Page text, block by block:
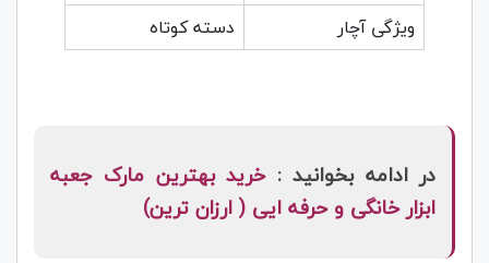
ویژگی آچار
دسته کوتاه
در ادامه بخوانید :خرید بهترین مارک جعبه
ابزار خانگی و حرفه ایی ( ارزان ترین)